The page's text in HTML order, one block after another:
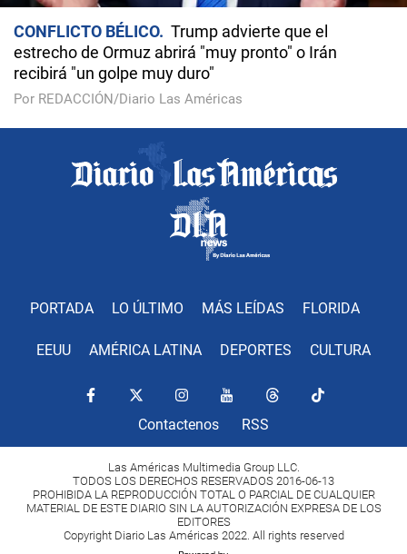
CONFLICTO BÉLICO
Trump advierte que el
estrecho de Ormuz abrirá "muy pronto" o Irán
recibirá "un golpe muy duro"
Por REDACCIÓN/Diario Las Américas
PORTADA LO ÚLTIMO MÁS LEÍDAS FLORIDA
EEUU AMÉRICA LATINA DEPORTES CULTURA
Contactenos RSS
Las Américas Multimedia Group LLC.
TODOS LOS DERECHOS RESERVADOS 2016-06-13
PROHIBIDA LA REPRODUCCIÓN TOTAL O PARCIAL DE CUALQUIER
MATERIAL DE ESTE DIARIO SIN LA AUTORIZACIÓN EXPRESA DE LOS
EDITORES
Copyright Diario Las Américas 2022. All rights reserved